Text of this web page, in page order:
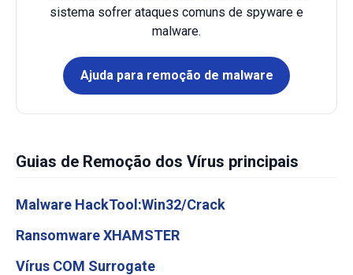
sistema sofrer ataques comuns de spyware e
malware.
Ajuda para remoção de malware
Guias de Remoção dos Vírus principais
Malware HackTool:Win32/Crack
Ransomware XHAMSTER
Vírus COM Surrogate